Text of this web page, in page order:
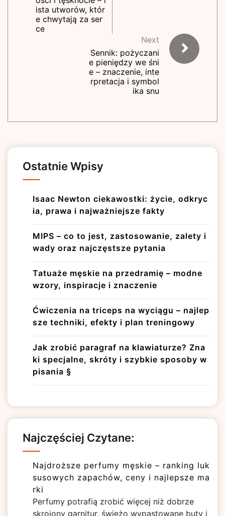
ista utworów, któr
e chwytają za ser
ce
Next
Sennik: pożyczani
e pieniędzy we śni
e – znaczenie, inte
rpretacja i symbol
ika snu
Ostatnie Wpisy
Isaac Newton ciekawostki: życie, odkryc
ia, prawa i najważniejsze fakty
MIPS – co to jest, zastosowanie, zalety i
wady oraz najczęstsze pytania
Tatuaże męskie na przedramię – modne
wzory, inspiracje i znaczenie
Ćwiczenia na triceps na wyciągu – najlep
sze techniki, efekty i plan treningowy
Jak zrobić paragraf na klawiaturze? Zna
ki specjalne, skróty i szybkie sposoby w
pisania §
Najczęściej Czytane:
Najdroższe perfumy męskie – ranking luk
susowych zapachów, ceny i najlepsze ma
rki
Perfumy potrafią zrobić więcej niż dobrze
skrojony garnitur, świeżo wypastowane buty i